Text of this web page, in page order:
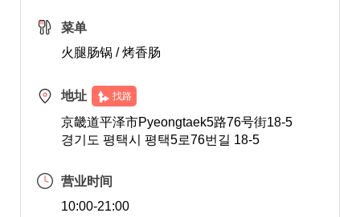
菜单
火腿肠锅 / 烤香肠
地址 找路
京畿道平泽市Pyeongtaek5路76号街18-5
경기도 평택시 평택5로76번길 18-5
营业时间
10:00-21:00